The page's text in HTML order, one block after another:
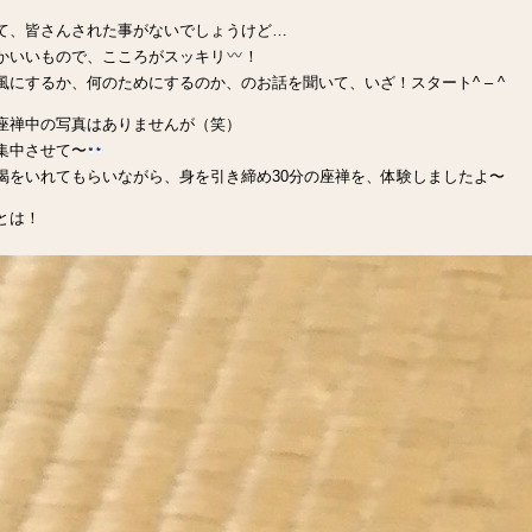
、皆さんされた事がないでしょうけど…
いいもので、こころがスッキリ
！
にするか、何のためにするのか、のお話を聞いて、いざ！スタート^ – ^
禅中の写真はありませんが（笑）
中させて〜
をいれてもらいながら、身を引き締め30分の座禅を、体験しましたよ〜
は！